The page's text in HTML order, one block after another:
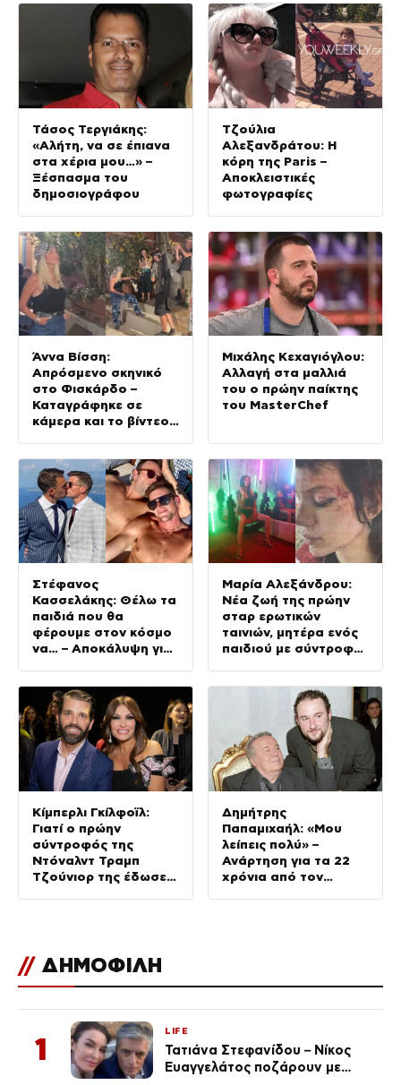
Τάσος Τεργιάκης:
«Αλήτη, να σε έπιανα
στα χέρια μου…» –
Ξέσπασμα του
δημοσιογράφου
Τζούλια
Αλεξανδράτου: Η
κόρη της Paris –
Αποκλειστικές
φωτογραφίες
Άννα Βίσση:
Απρόσμενο σκηνικό
στο Φισκάρδο –
Καταγράφηκε σε
κάμερα και το βίντεο
Μιχάλης Κεχαγιόγλου:
Αλλαγή στα μαλλιά
του ο πρώην παίκτης
του MasterChef
Στέφανος
Κασσελάκης: Θέλω τα
παιδιά που θα
φέρουμε στον κόσμο
να… – Αποκάλυψη για
Μαρία Αλεξάνδρου:
Νέα ζωή της πρώην
σταρ ερωτικών
ταινιών, μητέρα ενός
παιδιού με σύντροφο
Κίμπερλι Γκίλφοϊλ:
Γιατί ο πρώην
σύντροφός της
Ντόναλντ Τραμπ
Τζούνιορ της έδωσε
Δημήτρης
Παπαμιχαήλ: «Μου
λείπεις πολύ» –
Ανάρτηση για τα 22
χρόνια από τον
// ΔΗΜΟΦΙΛΗ
1
LIFE
Τατιάνα Στεφανίδου – Νίκος
Ευαγγελάτος ποζάρουν με